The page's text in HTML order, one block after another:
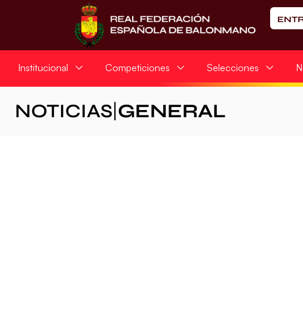
Institucional Competiciones Selecciones
NOTICIAS GENERAL